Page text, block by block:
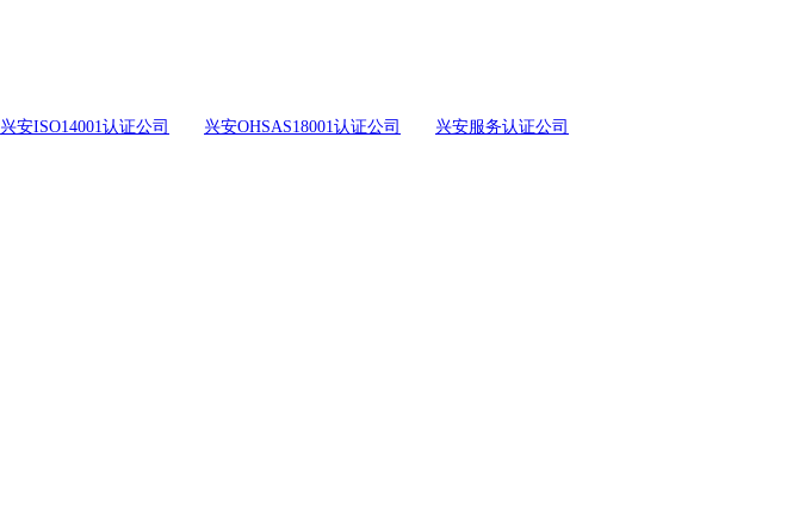
兴安ISO14001认证公司 兴安OHSAS18001认证公司 兴安服务认证公司